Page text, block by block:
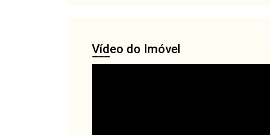
Vídeo do Imóvel